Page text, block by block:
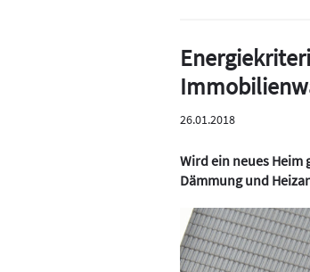
26.01.2018
Wird ein neues Heim
Dämmung und